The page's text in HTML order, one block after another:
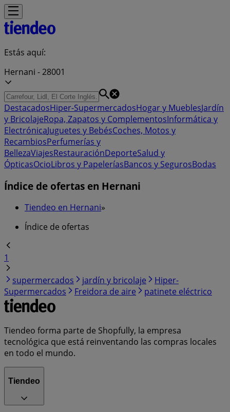
Estás aquí:
Hernani - 28001
DestacadosHiper-SupermercadosHogar y MueblesJardín
y BricolajeRopa, Zapatos y ComplementosInformática y
ElectrónicaJuguetes y BebésCoches, Motos y
RecambiosPerfumerías y
BellezaViajesRestauraciónDeporteSalud y
ÓpticasOcioLibros y PapeleríasBancos y SegurosBodas
Índice de ofertas en Hernani
Tiendeo en Hernani»
Índice de ofertas
1
supermercados
jardín y bricolaje
Hiper-
Supermercados
Freidora de aire patinete eléctrico
Tiendeo forma parte de Shopfully, la empresa
tecnológica que está reinventando las compras locales
en todo el mundo.
Tiendeo